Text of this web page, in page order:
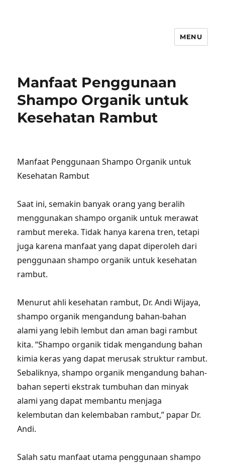
MENU
Manfaat Penggunaan
Shampo Organik untuk
Kesehatan Rambut
Manfaat Penggunaan Shampo Organik untuk
Kesehatan Rambut
Saat ini, semakin banyak orang yang beralih
menggunakan shampo organik untuk merawat
rambut mereka. Tidak hanya karena tren, tetapi
juga karena manfaat yang dapat diperoleh dari
penggunaan shampo organik untuk kesehatan
rambut.
Menurut ahli kesehatan rambut, Dr. Andi Wijaya,
shampo organik mengandung bahan-bahan
alami yang lebih lembut dan aman bagi rambut
kita. “Shampo organik tidak mengandung bahan
kimia keras yang dapat merusak struktur rambut.
Sebaliknya, shampo organik mengandung bahan-
bahan seperti ekstrak tumbuhan dan minyak
alami yang dapat membantu menjaga
kelembutan dan kelembaban rambut,” papar Dr.
Andi.
Salah satu manfaat utama penggunaan shampo